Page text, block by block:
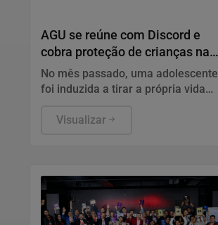
AGU se reúne com Discord e
cobra proteção de crianças na
plataforma
No mês passado, uma adolescente
foi induzida a tirar a própria vida
plataforma
Visualizar